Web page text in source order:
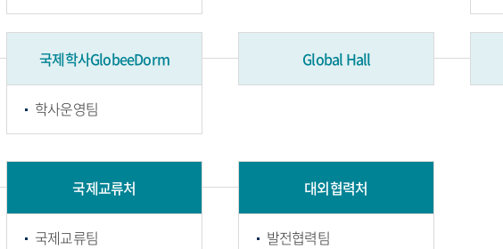
국제학사GlobeeDorm
학사운영팀
Global Hall
국제교류처
국제교류팀
대외협력처
발전협력팀